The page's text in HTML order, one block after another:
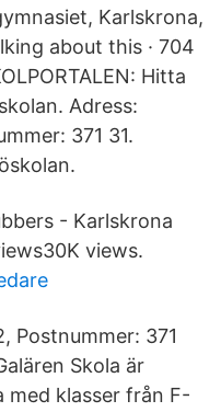
Karlskrona,
about this · 704
Hitta
Adress:
371 31.
- Karlskrona
views.
Postnummer: 371
Skola är
med klasser från F-